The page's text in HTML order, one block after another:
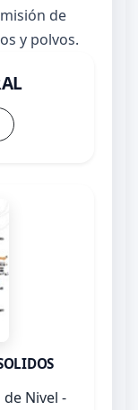
de
y polvos.
Nivel -